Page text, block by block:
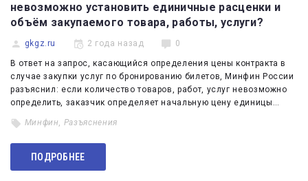
невозможно установить единичные расценки и
объём закупаемого товара, работы, услуги?
gkgz.ru 2 года назад 0
В ответ на запрос, касающийся определения цены контракта в
случае закупки услуг по бронированию билетов, Минфин России
разъяснил: если количество товаров, работ, услуг невозможно
определить, заказчик определяет начальную цену единицы…
Минфин, Разъяснения
ПОДРОБНЕЕ